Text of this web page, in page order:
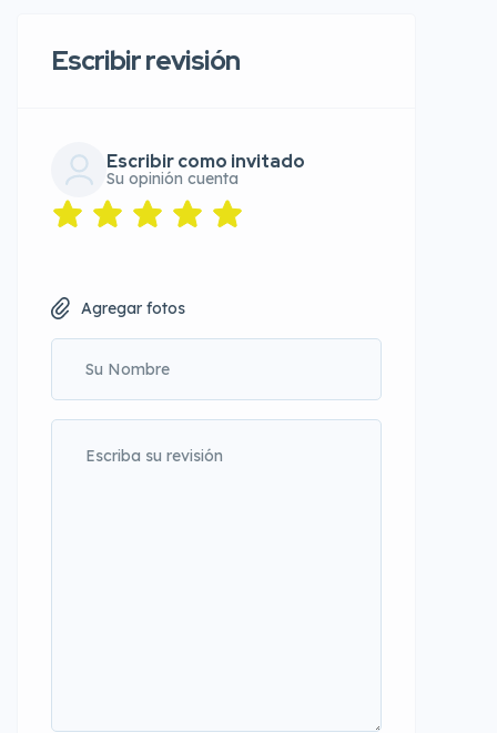
Escribir revisión
Escribir como invitado
Su opinión cuenta
Agregar fotos